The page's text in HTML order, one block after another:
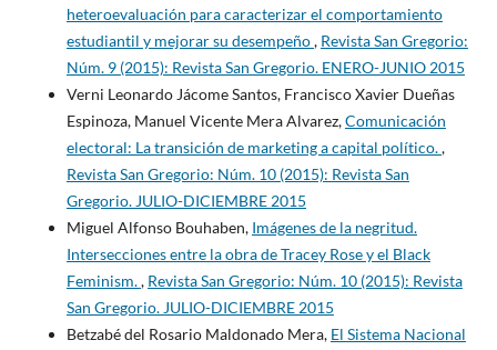
heteroevaluación para caracterizar el comportamiento
estudiantil y mejorar su desempeño, Revista San Gregorio:
Núm. 9 (2015): Revista San Gregorio. ENERO-JUNIO 2015
Verni Leonardo Jácome Santos, Francisco Xavier Dueñas
Espinoza, Manuel Vicente Mera Alvarez,Comunicación
electoral: La transición de marketing a capital político.,
Revista San Gregorio: Núm. 10 (2015): Revista San
Gregorio. JULIO-DICIEMBRE 2015
Miguel Alfonso Bouhaben, Imágenes de la negritud.
Intersecciones entre la obra de Tracey Rose y el Black
Feminism., Revista San Gregorio: Núm. 10 (2015): Revista
San Gregorio. JULIO-DICIEMBRE 2015
Betzabé del Rosario Maldonado Mera, El Sistema Nacional